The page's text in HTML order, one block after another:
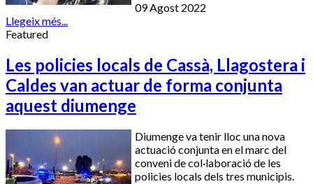
09 Agost 2022
Llegeix més...
Featured
Les policies locals de Cassà, Llagostera i
Caldes van actuar de forma conjunta
aquest diumenge
Diumenge va tenir lloc una nova
actuació conjunta en el marc del
conveni de col·laboració de les
policies locals dels tres municipis.